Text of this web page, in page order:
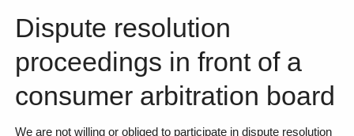
Dispute resolution
proceedings in front of a
consumer arbitration board
We are not willing or obliged to participate in dispute resolution